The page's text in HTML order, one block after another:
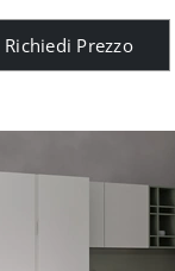
Richiedi Prezzo